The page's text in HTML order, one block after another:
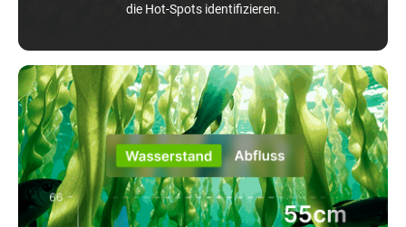
die Hot-Spots identifizieren.